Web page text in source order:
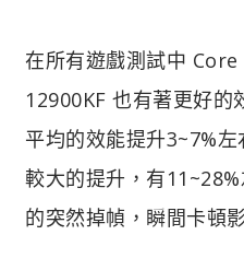
在所有遊戲測試中
12900KF 也有著更好的
平均的效能提升3~7%
較大的提升，有
的突然掉幀，瞬間卡頓